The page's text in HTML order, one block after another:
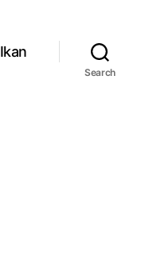
Ikan
Search